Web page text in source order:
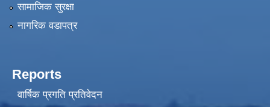
सामाजिक सुरक्षा
नागरिक वडापत्र
Reports
वार्षिक प्रगति प्रतिवेदन